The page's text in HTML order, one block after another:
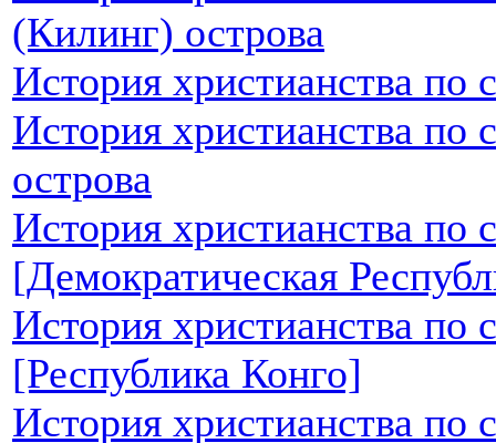
(Килинг) острова
История христианства по
История христианства по
острова
История христианства по
[Демократическая
История христианства по
[Республика Конго]
История христианства по